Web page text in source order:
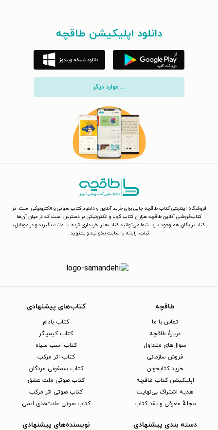
دانلود اپلیکیشن طاقچه
... موارد دیگر
فروشگاه اینترنتی کتاب طاقچه جایی برای خرید آنلاین و دانلود کتاب صوتی و الکترونیکی است. در
کتاب‌فروشی آنلاین طاقچه هزاران کتاب گویا و الکترونیکی در دسترس است که در میان آن‌ها
کتاب رایگان هم وجود دارد. شما می‌توانید کتاب‌ها را خریداری کرده یا امانت بگیرید و در موبایل،
تبلت، رایانه یا سایت بخوانید و بشنوید.
طاقچه
تماس با ما
دربارهٔ طاقچه
سوال‌های متداول
فروش سازمانی
خرید کتابخوان
اپلیکیشن کتاب طاقچه
هدیه اشتراک بی‌نهایت
مجلهٔ معرفی و نقد کتاب
کتاب‌های پیشنهادی
کتاب بادام
کتاب کیمیاگر
کتاب اسب سیاه
کتاب اثر مرکب
کتاب سمفونی مردگان
کتاب صوتی ملت عشق
کتاب صوتی اثر مرکب
کتاب صوتی عادت‌های اتمی
دسته بندی پیشنهادی نویسنده‌های پیشنهادی